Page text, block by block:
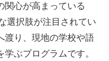
関心が高まっている
選択肢が注目されてい
渡り、現地の学校や語
ぶプログラムです。